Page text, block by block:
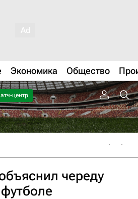
Экономика Общество
центр
череду